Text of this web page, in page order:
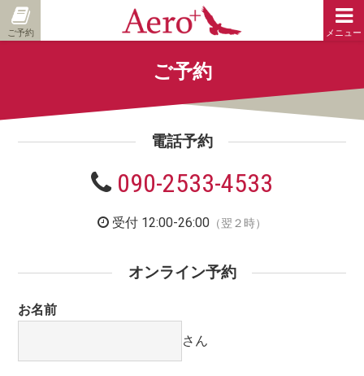
メニュー
ご予約
ご予約
電話予約
090-2533-4533
受付 12:00-26:00 （翌２時）
オンライン予約
お名前
さん